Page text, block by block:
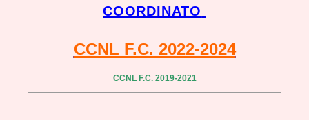
COORDINATO
CCNL F.C. 2022-2024
CCNL F.C. 2019-2021